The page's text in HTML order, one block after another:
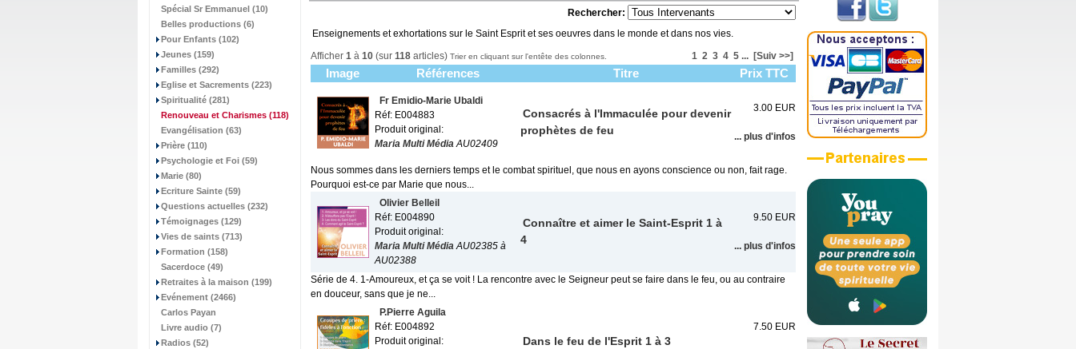
Spécial Sr Emmanuel (10)
Belles productions (6)
Pour Enfants (102)
Jeunes (159)
Familles (292)
Eglise et Sacrements (223)
Spiritualité (281)
Renouveau et Charismes (118)
Evangélisation (63)
Prière (110)
Psychologie et Foi (59)
Marie (80)
Ecriture Sainte (59)
Questions actuelles (232)
Témoignages (129)
Vies de saints (713)
Formation (158)
Sacerdoce (49)
Retraites à la maison (199)
Evénement (2466)
Carlos Payan
Livre audio (7)
Radios (52)
Rechercher:
Enseignements et exhortations sur le Saint Esprit et ses oeuvres dans le monde et dans nos vies.
Afficher 1 à 10 (sur 118 articles) Trier en cliquant sur l'entête des colonnes. 1 2 3 4 5 ... [Suiv >>]
Image Références Titre Prix TTC
Fr Emidio-Marie Ubaldi
Réf: E004883
Produit original:
Maria Multi MédiaAU02409
Consacrés à l'Immaculée pour devenir
prophètes de feu
3.00 EUR
... plus d'infos
Nous sommes dans les derniers temps et le combat spirituel, que nous en ayons conscience ou non, fait rage.
Pourquoi est-ce par Marie que nous...
Olivier Belleil
Réf: E004890
Produit original:
Maria Multi MédiaAU02385 à
AU02388
Connaître et aimer le Saint-Esprit 1 à
4
9.50 EUR
... plus d'infos
Série de 4. 1-Amoureux, et ça se voit ! La rencontre avec le Seigneur peut se faire dans le feu, ou au contraire
en douceur, sans que je ne...
P.Pierre Aguila
Réf: E004892
Produit original:
Dans le feu de l'Esprit 1 à 3
7.50 EUR